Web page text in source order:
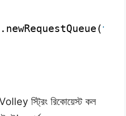
this
স্ট্রিং রিকোয়েস্ট কল